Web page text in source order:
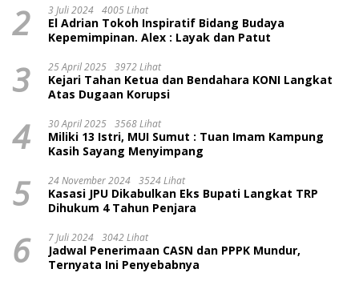
2 3 Juli 2024 4005 Lihat
El Adrian Tokoh Inspiratif Bidang Budaya
Kepemimpinan. Alex : Layak dan Patut
3 25 April 2025 3972 Lihat
Kejari Tahan Ketua dan Bendahara KONI Langkat
Atas Dugaan Korupsi
4 30 April 2025 3568 Lihat
Miliki 13 Istri, MUI Sumut : Tuan Imam Kampung
Kasih Sayang Menyimpang
5 24 November 2024 3524 Lihat
Kasasi JPU Dikabulkan Eks Bupati Langkat TRP
Dihukum 4 Tahun Penjara
6 7 Juli 2024 3042 Lihat
Jadwal Penerimaan CASN dan PPPK Mundur,
Ternyata Ini Penyebabnya